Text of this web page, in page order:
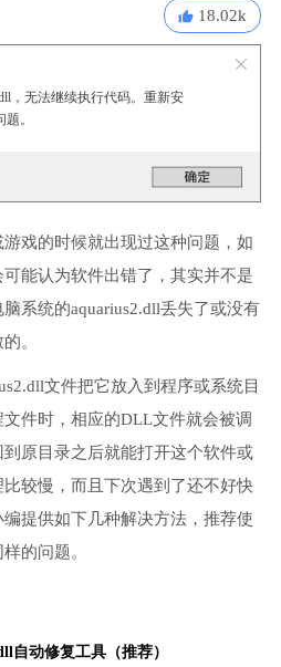
18.02k
，无法继续执行代码。重新安
。
戏的时候就出现过这种问题，如
能认为软件出错了，其实并不是
系统的aquarius2.dll丢失了或没有
。
文件把它放入到程序或系统目
件时，相应的DLL文件就会被调
原目录之后就能打开这个软件或
较慢，而且下次遇到了还不好快
提供如下几种解决方法，推荐使
的问题。
自动修复工具（推荐）